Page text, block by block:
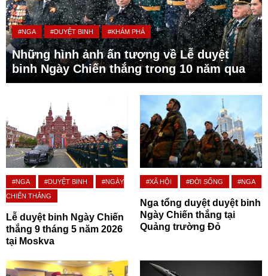
#NGA #DUYỆT BINH #KHÁM PHÁ
Những hình ảnh ấn tượng về Lễ duyệt
binh Ngày Chiến thắng trong 10 năm qua
#NGA #DUYỆT BINH
#NGÀY
CHIẾN THẮNG
Lễ duyệt binh Ngày Chiến
thắng 9 tháng 5 năm 2026
tại Moskva
#XÃ HỘI #ĐỜI SỐNG #NGA
Nga tổng duyệt duyệt binh
Ngày Chiến thắng tại
Quảng trường Đỏ